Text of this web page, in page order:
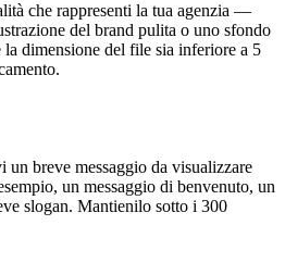
che rappresenti la tua agenzia —
del brand pulita o uno sfondo
dimensione del file sia inferiore a 5
un breve messaggio da visualizzare
un messaggio di benvenuto, un
slogan. Mantienilo sotto i 300